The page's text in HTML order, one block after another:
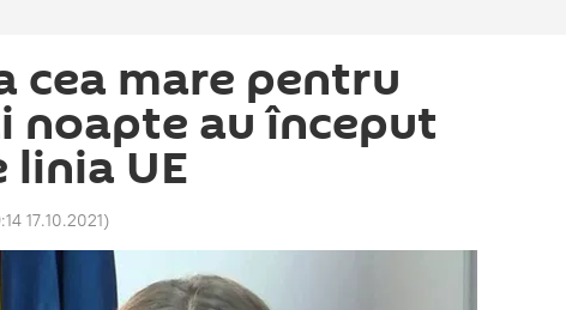
cea mare pentru
noapte au început
linia UE
17.10.2021)